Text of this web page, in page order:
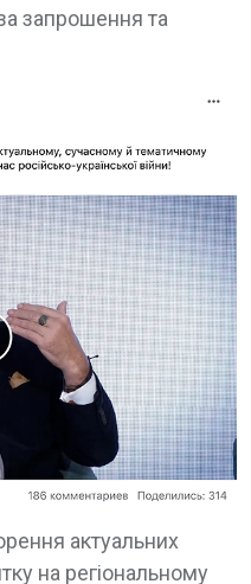
запрошення та
актуальних
на регіональному